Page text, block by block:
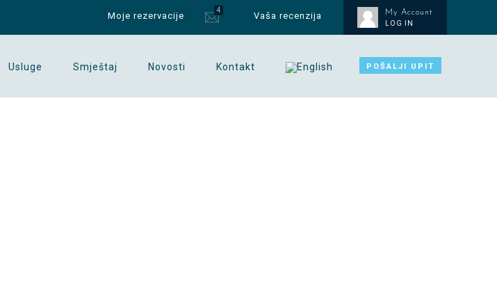
Moje rezervacije
4
Vaša recenzija My Account
LOG IN
Usluge Smještaj Novosti Kontakt POŠALJI UPIT